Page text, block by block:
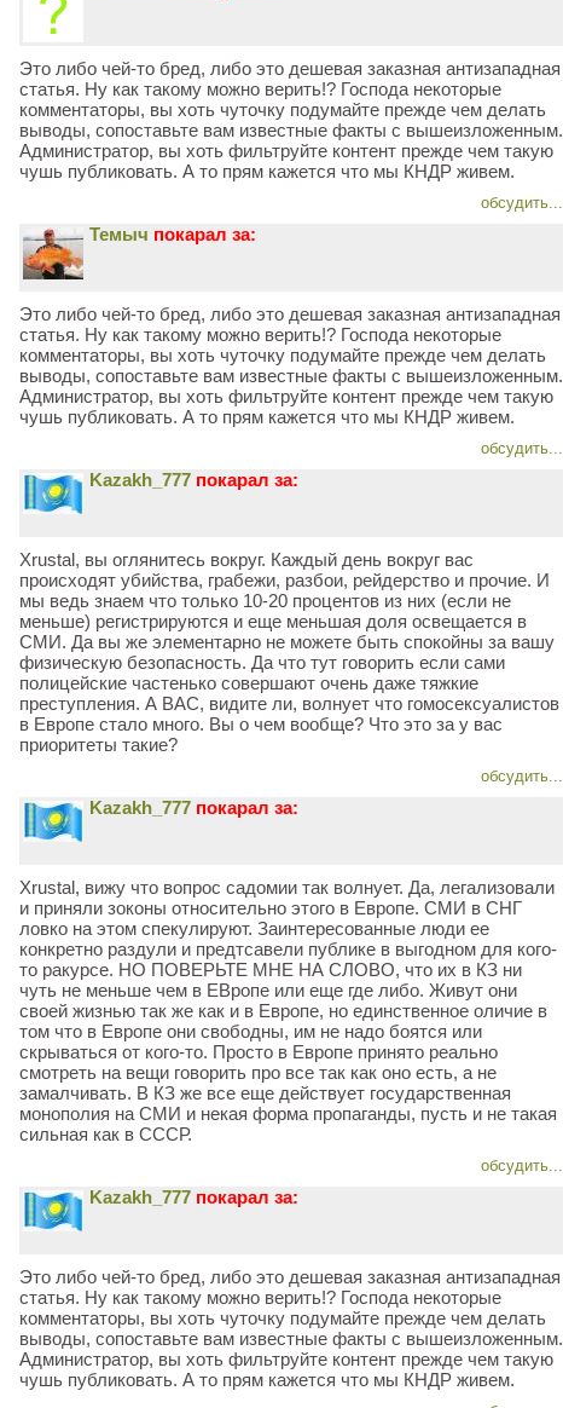
Это либо чей-то бред, либо это дешевая заказная антизападная
статья. Ну как такому можно верить!? Господа некоторые
комментаторы, вы хоть чуточку подумайте прежде чем делать
выводы, сопоставьте вам известные факты с вышеизложенным.
Администратор, вы хоть фильтруйте контент прежде чем такую
чушь публиковать. А то прям кажется что мы КНДР живем.
обсудить...
Темыч покарал за:
Это либо чей-то бред, либо это дешевая заказная антизападная
статья. Ну как такому можно верить!? Господа некоторые
комментаторы, вы хоть чуточку подумайте прежде чем делать
выводы, сопоставьте вам известные факты с вышеизложенным.
Администратор, вы хоть фильтруйте контент прежде чем такую
чушь публиковать. А то прям кажется что мы КНДР живем.
обсудить...
Kazakh_777 покарал за:
Xrustal, вы оглянитесь вокруг. Каждый день вокруг вас
происходят убийства, грабежи, разбои, рейдерство и прочие. И
мы ведь знаем что только 10-20 процентов из них (если не
меньше) регистрируются и еще меньшая доля освещается в
СМИ. Да вы же элементарно не можете быть спокойны за вашу
физическую безопасность. Да что тут говорить если сами
полицейские частенько совершают очень даже тяжкие
преступления. А ВАС, видите ли, волнует что гомосексуалистов
в Европе стало много. Вы о чем вообще? Что это за у вас
приоритеты такие?
обсудить...
Kazakh_777 покарал за:
Xrustal, вижу что вопрос садомии так волнует. Да, легализовали
и приняли зоконы относительно этого в Европе. СМИ в СНГ
ловко на этом спекулируют. Заинтересованные люди ее
конкретно раздули и предтсавели публике в выгодном для кого-
то ракурсе. НО ПОВЕРЬТЕ МНЕ НА СЛОВО, что их в КЗ ни
чуть не меньше чем в ЕВропе или еще где либо. Живут они
своей жизнью так же как и в Европе, но единственное оличие в
том что в Европе они свободны, им не надо боятся или
скрываться от кого-то. Просто в Европе принято реально
смотреть на вещи говорить про все так как оно есть, а не
замалчивать. В КЗ же все еще действует государственная
монополия на СМИ и некая форма пропаганды, пусть и не такая
сильная как в СССР.
обсудить...
Kazakh_777 покарал за:
Это либо чей-то бред, либо это дешевая заказная антизападная
статья. Ну как такому можно верить!? Господа некоторые
комментаторы, вы хоть чуточку подумайте прежде чем делать
выводы, сопоставьте вам известные факты с вышеизложенным.
Администратор, вы хоть фильтруйте контент прежде чем такую
чушь публиковать. А то прям кажется что мы КНДР живем.